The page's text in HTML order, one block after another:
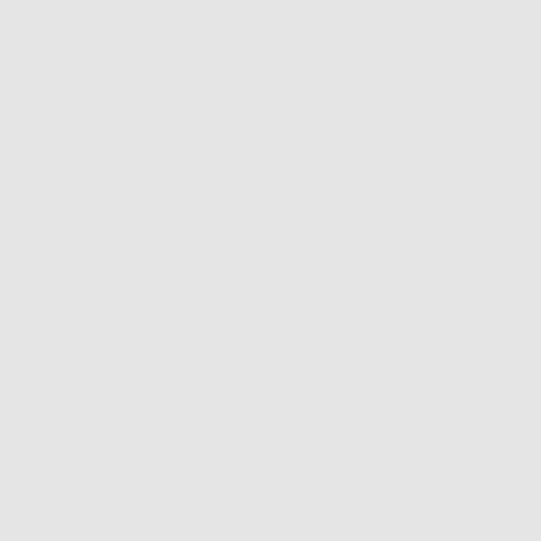
og lukke
og lukke
og lukke
og lukke
og lukke